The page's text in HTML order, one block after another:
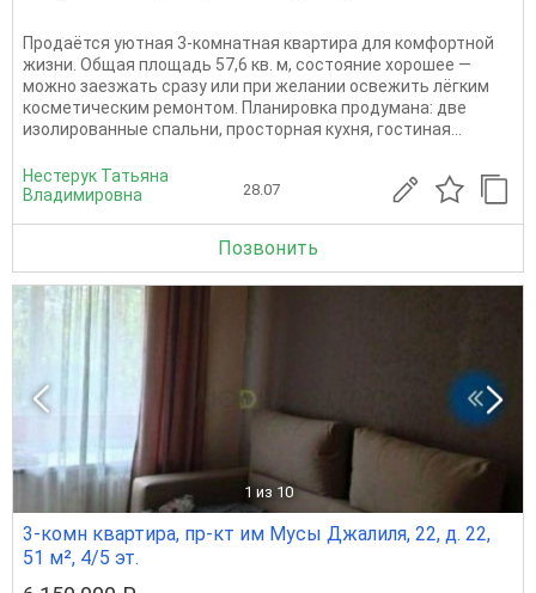
Продаётся уютная 3-комнатная квартира для комфортной
жизни. Общая площадь 57,6 кв. м, состояние хорошее —
можно заезжать сразу или при желании освежить лёгким
косметическим ремонтом. Планировка продумана: две
изолированные спальни, просторная кухня, гостиная...
Нестерук Татьяна
Владимировна
28.07
Позвонить
1 из 10
3-комн квартира, пр-кт им Мусы Джалиля, 22, д. 22,
51 м², 4/5 эт.